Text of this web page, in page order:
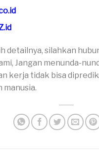
detailnya, silahkan
Jangan menunda-
kerja tidak bisa
manusia.